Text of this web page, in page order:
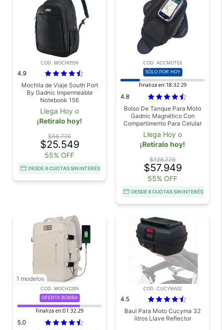
COD. MOCH0559
4.9
Mochila de Viaje South Port
By Gadnic Impermeable
Notebook 156
Llega Hoy o
¡Retiralo hoy!
$56.776
$25.549
55% OFF
DESDE 6 CUOTAS SIN INTERÉS
COD. ACCMOT03
SÓLO POR HOY
Finaliza en:18:32:28
4.8
Bolso De Tanque Para Moto
Gadnic Magnético Con
Compartimento Para Celular
Llega Hoy o
¡Retiralo hoy!
$128.776
$57.949
55% OFF
DESDE 6 CUOTAS SIN INTERÉS
1 modelos
COD. MOCH228X
OFERTA BOMBA
Finaliza en:01:32:28
5.0
COD. CUCYMA02
4.5
Baul Para Moto Cucyma 32
litros Llave Reflector